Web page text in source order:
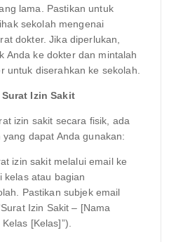
lama. Pastikan untuk
sekolah mengenai
dokter. Jika diperlukan,
Anda ke dokter dan mintalah
untuk diserahkan ke sekolah.
Izin Sakit
izin sakit secara fisik, ada
dapat Anda gunakan:
izin sakit melalui email ke
kelas atau bagian
Pastikan subjek email
Izin Sakit – [Nama
[Kelas]”).